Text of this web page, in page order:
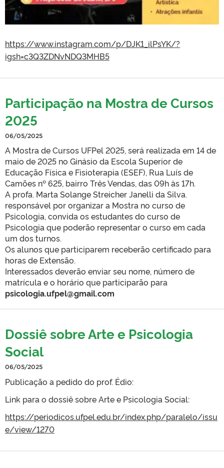
https://www.instagram.com/p/DJK1_ilPsYK/?
igsh=c3Q3ZDNvNDQ3MHB5
Participação na Mostra de Cursos
2025
06/05/2025
A Mostra de Cursos UFPel 2025, será realizada em 14 de
maio de 2025 no Ginásio da Escola Superior de
Educação Física e Fisioterapia (ESEF), Rua Luís de
Camões nº 625, bairro Três Vendas, das 09h às 17h.
A profa. Marta Solange Streicher Janelli da Silva.
responsável por organizar a Mostra no curso de
Psicologia, convida os estudantes do curso de
Psicologia que poderão representar o curso em cada
um dos turnos.
Os alunos que participarem receberão certificado para
horas de Extensão.
Interessados deverão enviar seu nome, número de
matrícula e o horário que participarão para
psicologia.ufpel@gmail.com
Dossiê sobre Arte e Psicologia
Social
06/05/2025
Publicação a pedido do prof. Édio:
Link para o dossiê sobre Arte e Psicologia Social:
https://periodicos.ufpel.edu.br/index.php/paralelo/issu
e/view/1270